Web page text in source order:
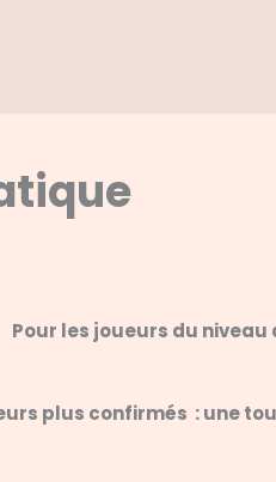
Pour les joueurs du niveau
plus confirmés : une